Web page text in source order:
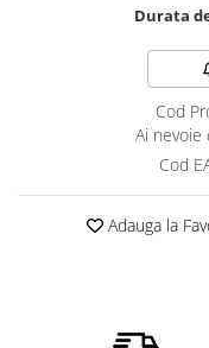
Durata
Cod
Ai nevoie
Cod
Adauga la